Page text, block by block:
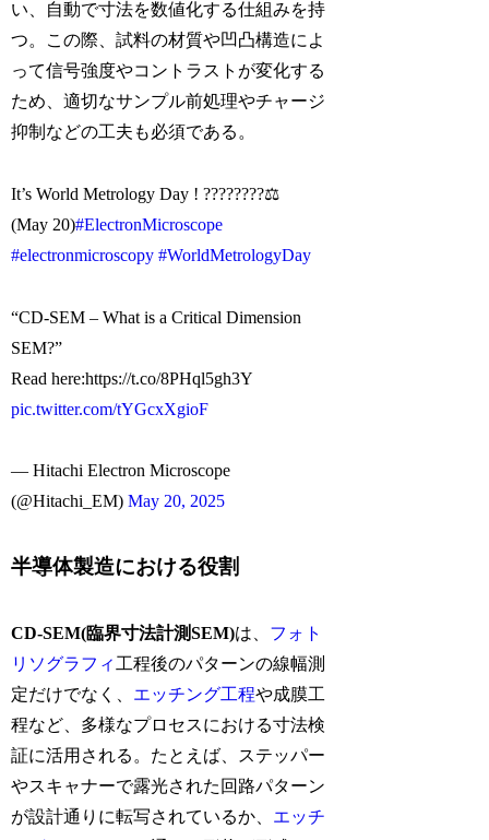
い、自動で寸法を数値化する仕組みを持
つ。この際、試料の材質や凹凸構造によ
って信号強度やコントラストが変化する
ため、適切なサンプル前処理やチャージ
抑制などの工夫も必須である。
It’s World Metrology Day ! ????????⚖
(May 20)#ElectronMicroscope
#electronmicroscopy #WorldMetrologyDay
“CD-SEM – What is a Critical Dimension
SEM?”
Read here:https://t.co/8PHql5gh3Y
pic.twitter.com/tYGcxXgioF
— Hitachi Electron Microscope
(@Hitachi_EM)May 20, 2025
半導体製造における役割
CD-SEM(臨界寸法計測SEM)は、 フォト
リソグラフィ 工程後のパターンの線幅測
定だけでなく、 エッチング工程や成膜工
程など、多様なプロセスにおける寸法検
証に活用される。たとえば、ステッパー
やスキャナーで露光された回路パターン
が設計通りに転写されているか、 エッチ